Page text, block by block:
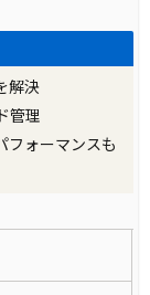
解決
管理
フォーマンスも